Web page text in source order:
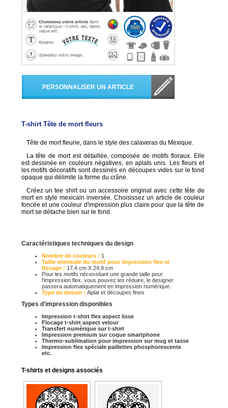
T-shirt Tête de mort fleurs
Tête de mort fleurie, dans le style des calaveras du Mexique.
La tête de mort est détaillée, composée de motifs floraux. Elle
est dessinée en couleurs négatives, en aplats unis. Les fleurs et
les motifs décoratifs sont dessinés en découpes vides sur le fond
opaque qui délimite la forme du crâne.
Créez un tee shirt ou un accessoire original avec cette tête de
mort en style mexicain inversée. Choisissez un article de couleur
foncée et une couleur d'impression plus claire pour que la tête de
mort se détache bien sur le fond.
Caractéristiques techniques du design
Nombre de couleurs : 1
Taille minimale du motif pour impression flex et
flocage : 17,4 cm X 24,9 cm
Pour les motifs nécessitant une grande taille pour
l'impression flex, vous pouvez les réduire, le designer
passera automatiquement en impression numérique.
Type de dessin : Aplat et découpes fines
Types d'impression disponibles
Impression t-shirt flex aspect lisse
Flocage t-shirt aspect velour
Transfert numérique sur t-shirt
Impression premium sur coque smartphone
Thermo-sublimation pour impression sur mug et tasse
Impression flex spéciale paillettes phosphorescente
etc.
T-shirts et designs associés